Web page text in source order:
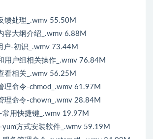
馈处理_.wmv 55.50M
容大纲介绍_.wmv 6.88M
户-初识_.wmv 73.44M
用户组相关操作_.wmv 76.84M
看相关_.wmv 56.25M
理命令-chmod_.wmv 61.97M
理命令-chown_.wmv 28.84M
用快捷键_.wmv 19.97M
方式安装软件_.wmv 59.19M